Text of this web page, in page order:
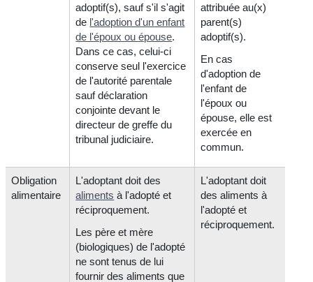
adoptif(s), sauf s'il s'agit
de l'adoption d'un enfant
de l'époux ou épouse.
Dans ce cas, celui-ci
conserve seul l'exercice
de l'autorité parentale
sauf déclaration
conjointe devant le
directeur de greffe du
tribunal judiciaire.
attribuée au(x)
parent(s)
adoptif(s).
En cas
d'adoption de
l'enfant de
l'époux ou
épouse, elle est
exercée en
commun.
Obligation
alimentaire
L'adoptant doit des
aliments à l'adopté et
réciproquement.
Les père et mère
(biologiques) de l'adopté
ne sont tenus de lui
fournir des aliments que
L'adoptant doit
des aliments à
l'adopté et
réciproquement.